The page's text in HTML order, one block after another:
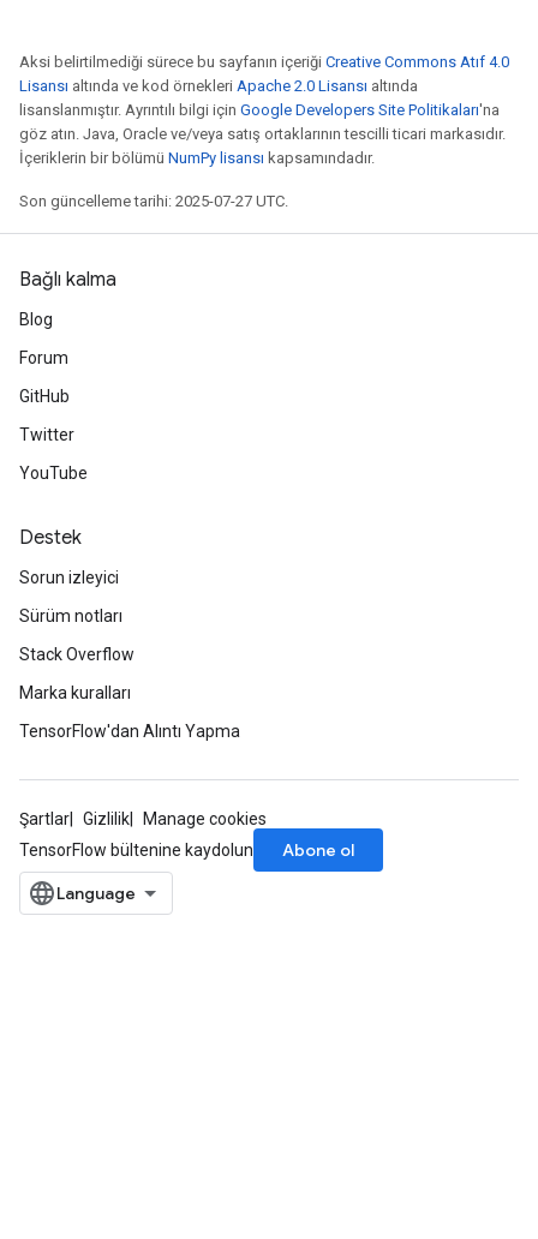
Aksi belirtilmediği sürece bu sayfanın içeriği Creative Commons Atıf 4.0
Lisansı altında ve kod örnekleri Apache 2.0 Lisansı altında
lisanslanmıştır. Ayrıntılı bilgi için Google Developers Site Politikaları'na
göz atın. Java, Oracle ve/veya satış ortaklarının tescilli ticari markasıdır.
İçeriklerin bir bölümü NumPy lisansı kapsamındadır.
Son güncelleme tarihi: 2025-07-27 UTC.
Bağlı kalma
Blog
Forum
GitHub
Twitter
YouTube
Destek
Sorun izleyici
Sürüm notları
Stack Overflow
Marka kuralları
TensorFlow'dan Alıntı Yapma
Şartlar Gizlilik
Manage cookies
TensorFlow bültenine kaydolun
Abone ol